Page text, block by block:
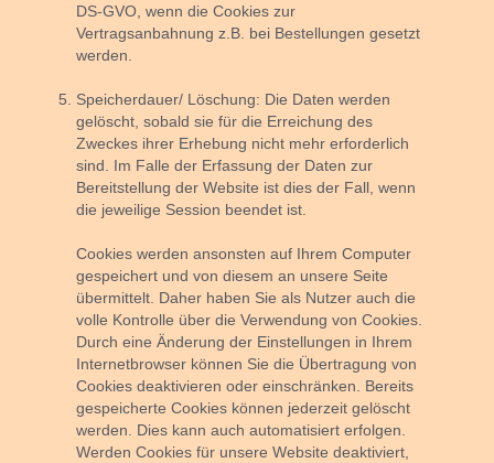
DS-GVO, wenn die Cookies zur
Vertragsanbahnung z.B. bei Bestellungen gesetzt
werden.
Speicherdauer/ Löschung: Die Daten werden
gelöscht, sobald sie für die Erreichung des
Zweckes ihrer Erhebung nicht mehr erforderlich
sind. Im Falle der Erfassung der Daten zur
Bereitstellung der Website ist dies der Fall, wenn
die jeweilige Session beendet ist.
Cookies werden ansonsten auf Ihrem Computer
gespeichert und von diesem an unsere Seite
übermittelt. Daher haben Sie als Nutzer auch die
volle Kontrolle über die Verwendung von Cookies.
Durch eine Änderung der Einstellungen in Ihrem
Internetbrowser können Sie die Übertragung von
Cookies deaktivieren oder einschränken. Bereits
gespeicherte Cookies können jederzeit gelöscht
werden. Dies kann auch automatisiert erfolgen.
Werden Cookies für unsere Website deaktiviert,